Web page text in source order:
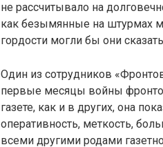
не рассчитывало на
как безымянные на штурмах
гордости могли бы они
Один из сотрудников
первые месяцы войны
газете, как и в других, она
оперативность, меткость,
всеми другими родами